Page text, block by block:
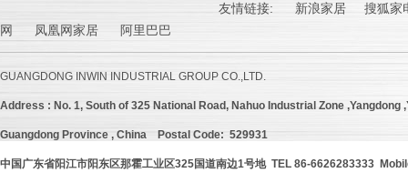
友情链接: 新浪家居 搜狐家
网 凤凰网家居 阿里巴巴
GUANGDONG INWIN INDUSTRIAL GROUP CO.,LTD.
Address : No. 1, South of 325 National Road, Nahuo Industrial Zone ,Yangdong
Guangdong Province , China Postal Code: 529931
中国广东省阳江市阳东区那霍工业区325国道南边1号地 TEL 86-6626283333